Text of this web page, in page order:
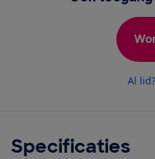
Al
Specificaties